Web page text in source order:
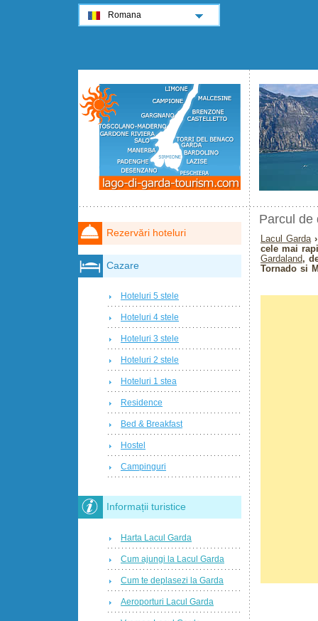
Parcul de
Lacul Garda
cele mai
Gardaland,
Tornado si
Rezervări hoteluri
Cazare
Hoteluri 5 stele
Hoteluri 4 stele
Hoteluri 3 stele
Hoteluri 2 stele
Hoteluri 1 stea
Residence
Bed & Breakfast
Hostel
Campinguri
Informații turistice
Harta Lacul Garda
Cum ajungi la Lacul Garda
Cum te deplasezi la Garda
Aeroporturi Lacul Garda
Romana